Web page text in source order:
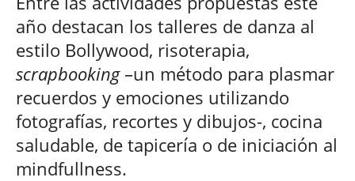
año destacan los talleres de danza al
estilo Bollywood, risoterapia,
scrapbooking–un método para plasmar
recuerdos y emociones utilizando
fotografías, recortes y dibujos-, cocina
saludable, de tapicería o de iniciación al
mindfullness.